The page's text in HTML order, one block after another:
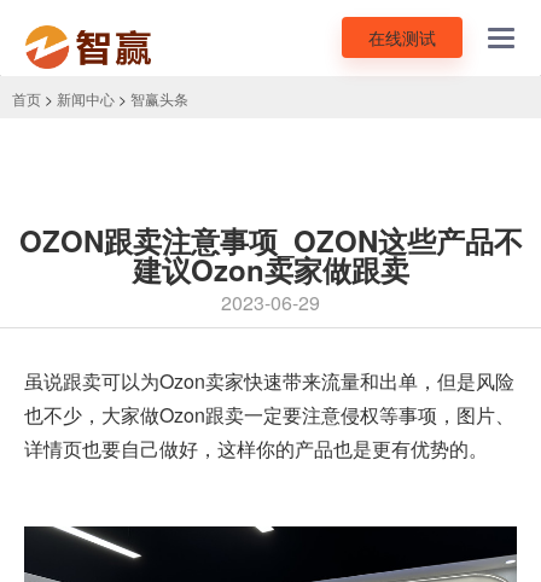
在线测试
首页 > 新闻中心 > 智赢头条
OZON跟卖注意事项_OZON这些产品不
建议Ozon卖家做跟卖
2023-06-29
虽说跟卖可以为Ozon卖家快速带来流量和出单，但是风险
也不少，大家做Ozon跟卖一定要注意侵权等事项，图片、
详情页也要自己做好，这样你的产品也是更有优势的。